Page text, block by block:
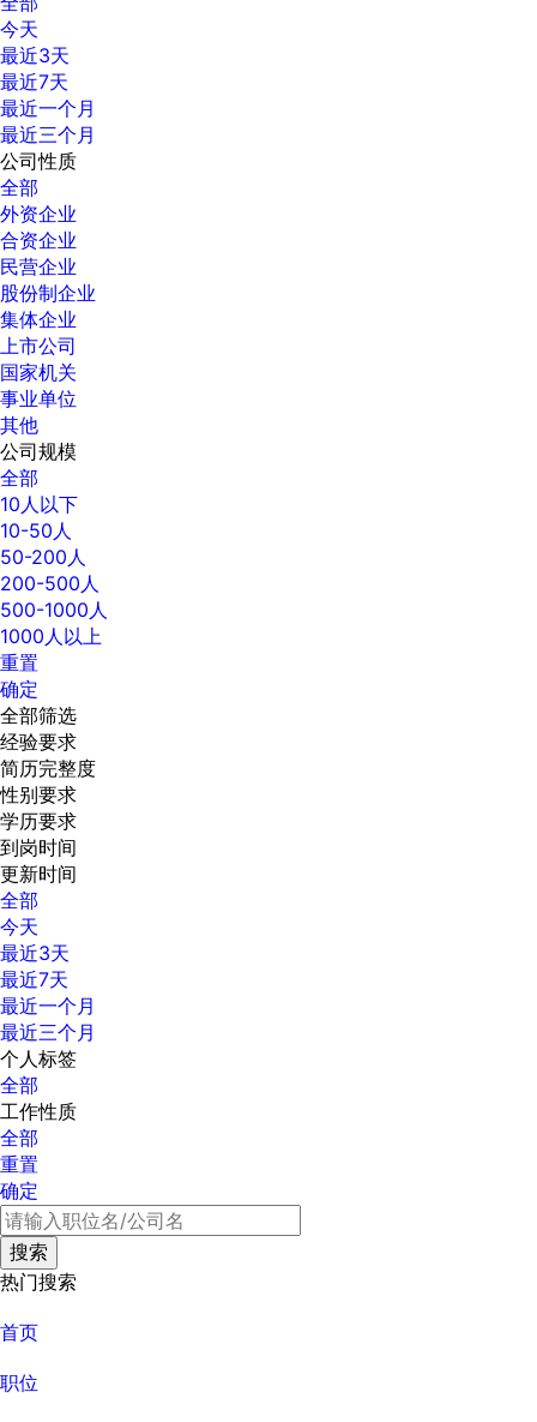
今天
最近3天
最近7天
最近一个月
最近三个月
公司性质
全部
外资企业
合资企业
民营企业
股份制企业
集体企业
上市公司
国家机关
事业单位
其他
公司规模
全部
10人以下
10-50人
50-200人
200-500人
500-1000人
1000人以上
重置
确定
全部筛选
经验要求
简历完整度
性别要求
学历要求
到岗时间
更新时间
全部
今天
最近3天
最近7天
最近一个月
最近三个月
个人标签
全部
工作性质
全部
重置
确定
热门搜索
首页
职位